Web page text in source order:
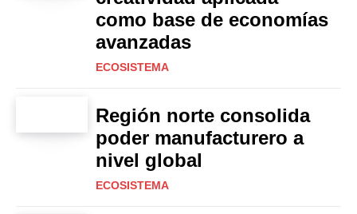
como base de economías
avanzadas
ECOSISTEMA
Región norte consolida
poder manufacturero a
nivel global
ECOSISTEMA